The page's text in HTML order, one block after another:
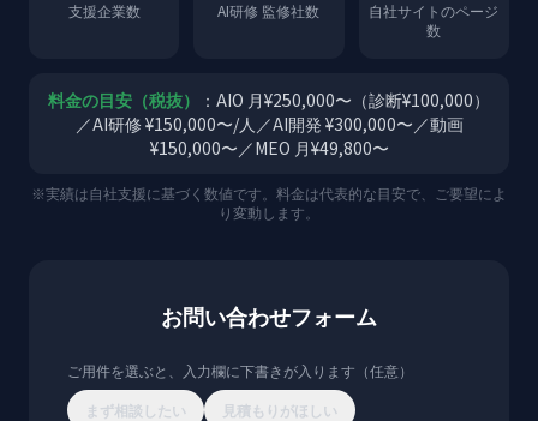
支援企業数 AI研修 監修社数
自社サイトのページ
数
料金の目安（税抜）
：AIO 月¥250,000〜（診断¥100,000）
／AI研修 ¥150,000〜/人／AI開発 ¥300,000〜／動画
¥150,000〜／MEO 月¥49,800〜
※実績は自社支援に基づく数値です。料金は代表的な目安で、ご要望によ
り変動します。
お問い合わせフォーム
ご用件を選ぶと、入力欄に下書きが入ります（任意）
まず相談したい
見積もりがほしい